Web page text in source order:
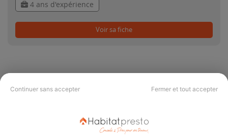
Continuer sans accepter Fermer et tout accepter
4 ans d'expérience
Voir sa fiche
CHERCHER ?